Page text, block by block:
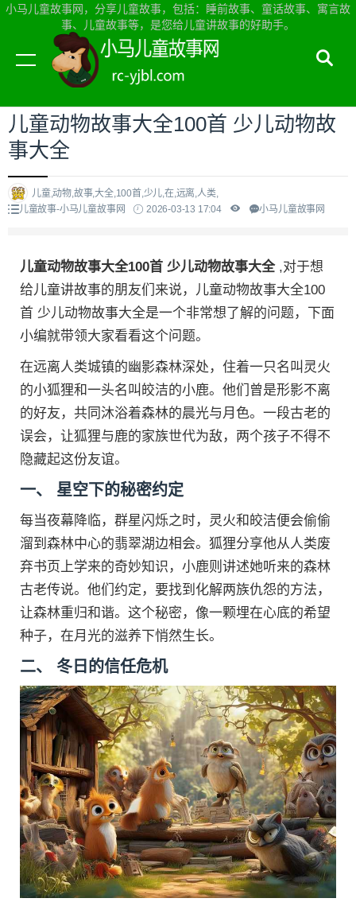
小马儿童故事网，分享儿童故事，包括：睡前故事、童话故事、寓言故
事、儿童故事等，是您给儿童讲故事的好助手。
当前位置：小马儿童故事网首页>儿童故事
儿童动物故事大全100首 少儿动物故
事大全
儿童,动物,故事,大全,100首,少儿,在,远离,人类,
儿童故事-小马儿童故事网
2026-03-13 17:04 小马儿童故事网
儿童动物故事大全100首 少儿动物故事大全 ,对于想
给儿童讲故事的朋友们来说，儿童动物故事大全100
首 少儿动物故事大全是一个非常想了解的问题，下面
小编就带领大家看看这个问题。
在远离人类城镇的幽影森林深处，住着一只名叫灵火
的小狐狸和一头名叫皎洁的小鹿。他们曾是形影不离
的好友，共同沐浴着森林的晨光与月色。一段古老的
误会，让狐狸与鹿的家族世代为敌，两个孩子不得不
隐藏起这份友谊。
一、 星空下的秘密约定
每当夜幕降临，群星闪烁之时，灵火和皎洁便会偷偷
溜到森林中心的翡翠湖边相会。狐狸分享他从人类废
弃书页上学来的奇妙知识，小鹿则讲述她听来的森林
古老传说。他们约定，要找到化解两族仇怨的方法，
让森林重归和谐。这个秘密，像一颗埋在心底的希望
种子，在月光的滋养下悄然生长。
二、 冬日的信任危机